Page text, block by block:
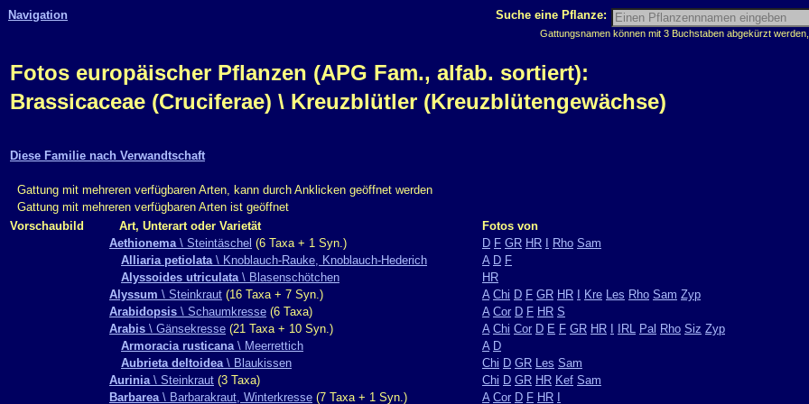
Navigation Suche eine Pflanze:
Gattungsnamen können mit 3 Buchstaben abgekürzt
Fotos europäischer Pflanzen (APG Fam., alfab. sortiert):
Brassicaceae (Cruciferae) \ Kreuzblütler (Kreuzblütengewächse)
Diese Familie nach Verwandtschaft
Gattung mit mehreren verfügbaren Arten, kann durch Anklicken geöffnet werden
Gattung mit mehreren verfügbaren Arten ist geöffnet
Vorschaubild
Art, Unterart oder Varietät
Fotos von
Aethionema\ Steintäschel (6 Taxa + 1 Syn.) D F GR HR Rho Sam
Alliaria petiolata\ Knoblauch-Rauke, Knoblauch-Hederich A D F
Alyssoides utriculata\ Blasenschötchen
HR
Alyssum \ Steinkraut (16 Taxa + 7 Syn.) A Chi D F GR HR Kre Les Rho Sam Zyp
Arabidopsis \ Schaumkresse (6 Taxa) A Cor D F HR S
Arabis \ Gänsekresse (21 Taxa + 10 Syn.) A Chi Cor D E F GR HR IRL Pal Rho Siz Zyp
Armoracia rusticana\ Meerrettich A D
Aubrieta deltoidea\ Blaukissen Chi D GR Les Sam
Aurinia\ Steinkraut (3 Taxa) Chi D GR HR Kef Sam
Barbarea\ Barbarakraut, Winterkresse (7 Taxa + 1 Syn.) A Cor D F HR